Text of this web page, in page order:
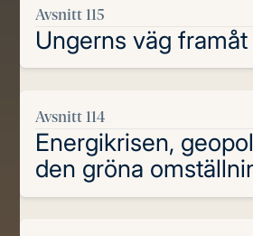
Avsnitt 115
Ungerns väg
Avsnitt 114
Energikrisen,
den gröna